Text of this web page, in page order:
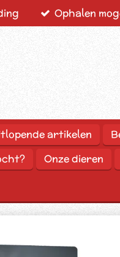
Ophalen
artikelen
Onze dieren